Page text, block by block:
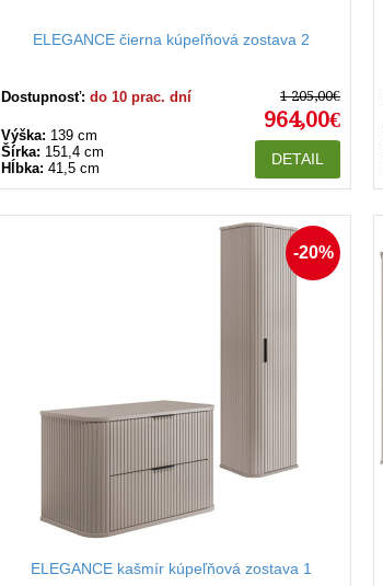
ELEGANCE čierna kúpeľňová zostava 2
Dostupnosť: do 10 prac. dní
Výška: 139 cm
Šírka: 151,4 cm
Hĺbka: 41,5 cm
1 205,00€
964,00€
DETAIL
-20%
ELEGANCE kašmír kúpeľňová zostava 1